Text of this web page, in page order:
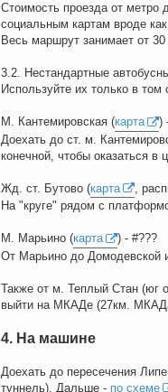
Стоимость проезда от метро
социальным картам вроде
Весь маршрут занимает от
3.2. Нестандартные
Используйте их только в
М. Кантемировская (карта )
Доехать до ст. м.
конечной, чтобы оказаться в
Жд. ст. Бутово (карта ,
На "круге" рядом с
М. Марьино (карта
) - #???
От Марьино до Домодевской
Также от м. Теплый Стан (юг
выйти на МКАДе (27км.
4. На машине
Доехать до пересечения
туннель). Дальше - по схеме